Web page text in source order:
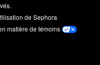
de Sephora
matière de témoins